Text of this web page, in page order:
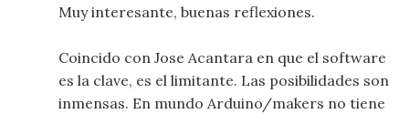
Muy interesante, buenas reflexiones.
Coincido con Jose Acantara en que el software
es la clave, es el limitante. Las posibilidades son
inmensas. En mundo Arduino/makers no tiene